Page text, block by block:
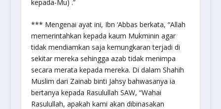
kepada-Mu) .”
*** Mengenai ayat ini, Ibn ‘Abbas berkata, “Allah
memerintahkan kepada kaum Mukminin agar
tidak mendiamkan saja kemungkaran terjadi di
sekitar mereka sehingga azab tidak menimpa
secara merata kepada mereka. Di dalam Shahih
Muslim dari Zainab binti Jahsy bahwasanya ia
bertanya kepada Rasulullah SAW, “Wahai
Rasulullah, apakah kami akan dibinasakan